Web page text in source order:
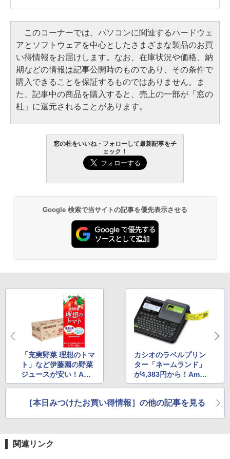
このコーナーでは、パソコンに関連するハードウェ
アとソフトウェアを中心としたさまざまな製品のお買
い得情報をお届けします。なお、在庫状況や価格、納
期などの情報は記事公開時のものであり、その条件で
購入できることを保証するものではありません。ま
た、記事中の商品を購入すると、売上の一部が「窓の
杜」に還元されることがあります。
窓の杜をいいね・フォローして最新記事をチ
ェック！
Google 検索で当サイトの記事を優先表示させる
「充実野菜 理想のトマ
ト」など伊藤園の野菜
ジュースが安い！Ama
zonでセール中
カシオのラベルプリン
ター「ネームランド」
が4,383円から！Amaz
onでセール中
［本日みつけたお買い得情報］の他の記事を見る
関連リンク